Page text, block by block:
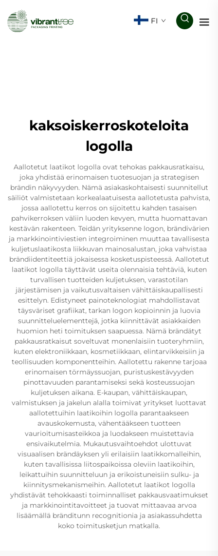
FI
kaksoiskerroskoteloita
logolla
Aallotetut laatikot logolla ovat tehokas pakkausratkaisu,
joka yhdistää erinomaisen tuotesuojan ja strategisen
brändin näkyvyyden. Nämä asiakaskohtaisesti suunnitellut
säiliöt valmistetaan korkealaatuisesta aallotetusta pahvista,
jossa aallotettu kerros on sijoitettu kahden tasaisen
pahvikerroksen väliin luoden kevyen, mutta huomattavan
kestävän rakenteen. Teidän yrityksenne logon, brändivärien
ja markkinointiviestien integroiminen muuttaa tavallisesta
kuljetuslaatikosta liikkuvan mainosalustan, joka vahvistaa
brändiidentiteettiä jokaisessa kosketuspisteessä. Aallotetut
laatikot logolla täyttävät useita olennaisia tehtäviä, kuten
turvallisen tuotteiden kuljetuksen, varastotilan
järjestämisen ja vaikutusvaltaisen vähittäiskaupallisesti
esittelyn. Edistyneet painoteknologiat mahdollistavat
täysväriset grafiikat, tarkan logon kopioinnin ja luovia
suunnitteluelementtejä, jotka kiinnittävät asiakkaiden
huomion heti toimituksen saapuessa. Nämä brändätyt
pakkausratkaisut soveltuvat monenlaisiin tuoteryhmiin,
kuten elektroniikkaan, kosmetiikkaan, elintarvikkeisiin ja
teollisuuden komponentteihin. Aallotettu rakenne tarjoaa
erinomaisen törmäyssuojan, puristuskestävyyden
pinottavuuden parantamiseksi sekä kosteussuojan
kuljetuksen aikana. E-kaupan, vähittäiskaupan,
valmistuksen ja jakelun alalla toimivat yritykset luottavat
aallotettuihin laatikoihin logolla parantaakseen
avauskokemusta, vähentääkseen tuotteen
vaurioitumisasteikkoa ja luodakseen muistettavia
ensivaikutelmia. Mukautusvaihtoehdot ulottuvat
visuaalisen brändäyksen yli erilaisiin laatikkomalleihin,
kuten tavallisissa liitospaikoissa oleviin laatikoihin,
leikattuihin suunnitteluun ja erikoistuneisiin sulku- ja
kiinnitysmekanismeihin. Aallotetut laatikot logolla
yhdistävät tehokkaasti toiminnalliset pakkausvaatimukset
ja markkinointitavoitteet ja tuovat mittaavaa arvoa
lisäämällä bränditunn recognitionia ja asiakassuhdetta
koko toimitusketjun matkalla.